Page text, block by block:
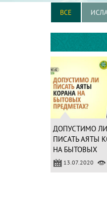
ВСЕ
ДОПУСТИМО ЛИ
ПИСАТЬ АЯТЫ
НА БЫТОВЫХ
ПРЕДМЕТАХ?
13.07.2020